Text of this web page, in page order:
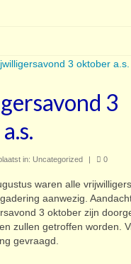
3
in: Uncategorized 0
waren alle
aanwezig.
3 oktober zijn
zullen getroffen worden.
gevraagd.